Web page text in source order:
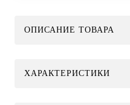
ОПИСАНИЕ ТОВАРА
ХАРАКТЕРИСТИКИ